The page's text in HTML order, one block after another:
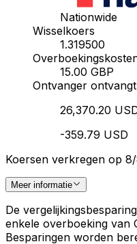
Nationwide
Wisselkoers
1.319500
15.00 GBP
Ontvanger ontvangt
26,370.20
-359.79 USD
Koersen verkregen op
Meer informatie
De
enkele overboeking van
Besparingen worden